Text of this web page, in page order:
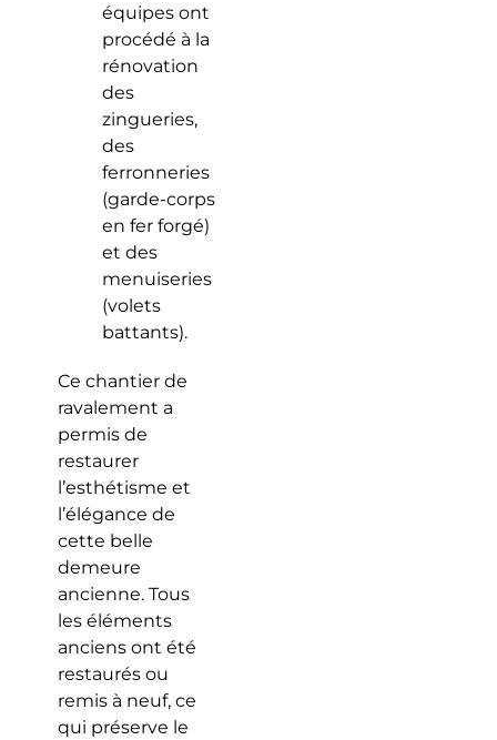
équipes ont
procédé à la
rénovation
des
zingueries,
des
ferronneries
(garde-corps
en fer forgé)
et des
menuiseries
(volets
battants).
Ce chantier de
ravalement a
permis de
restaurer
l’esthétisme et
l’élégance de
cette belle
demeure
ancienne. Tous
les éléments
anciens ont été
restaurés ou
remis à neuf, ce
qui préserve le